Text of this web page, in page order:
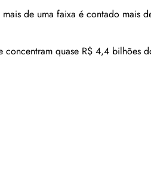
de uma faixa é contado mais
concentram quase R$ 4,4 bilhões